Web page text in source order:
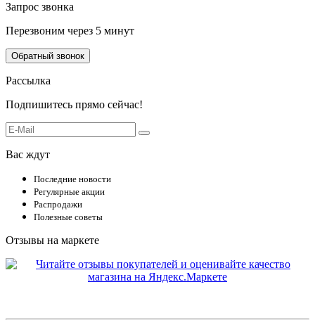
Запрос звонка
Перезвоним через 5 минут
Обратный звонок
Рассылка
Подпишитесь прямо сейчас!
Вас ждут
Последние новости
Регулярные акции
Распродажи
Полезные советы
Отзывы на маркете